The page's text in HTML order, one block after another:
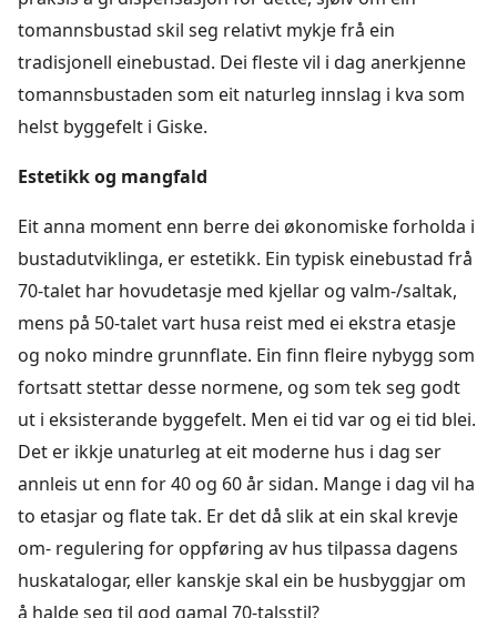
tomannsbustad skil seg relativt mykje frå ein
tradisjonell einebustad. Dei fleste vil i dag anerkjenne
tomannsbustaden som eit naturleg innslag i kva som
helst byggefelt i Giske.
Estetikk og mangfald
Eit anna moment enn berre dei økonomiske forholda i
bustadutviklinga, er estetikk. Ein typisk einebustad frå
70-talet har hovudetasje med kjellar og valm-/saltak,
mens på 50-talet vart husa reist med ei ekstra etasje
og noko mindre grunnflate. Ein finn fleire nybygg som
fortsatt stettar desse normene, og som tek seg godt
ut i eksisterande byggefelt. Men ei tid var og ei tid blei.
Det er ikkje unaturleg at eit moderne hus i dag ser
annleis ut enn for 40 og 60 år sidan. Mange i dag vil ha
to etasjar og flate tak. Er det då slik at ein skal krevje
om- regulering for oppføring av hus tilpassa dagens
huskatalogar, eller kanskje skal ein be husbyggjar om
å halde seg til god gamal 70-talsstil?